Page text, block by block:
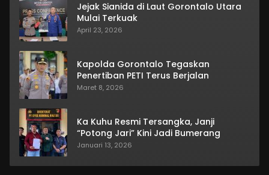
Jejak Sianida di Laut Gorontalo Utara
Mulai Terkuak
April 23, 2026
Kapolda Gorontalo Tegaskan
Penertiban PETI Terus Berjalan
Maret 8, 2026
Ka Kuhu Resmi Tersangka, Janji
“Potong Jari” Kini Jadi Bumerang
Januari 13, 2026